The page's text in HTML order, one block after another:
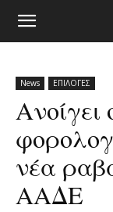
News ΕΠΙΛΟΓΕΣ
Ανοίγει
νέα
ΑΑΔΕ